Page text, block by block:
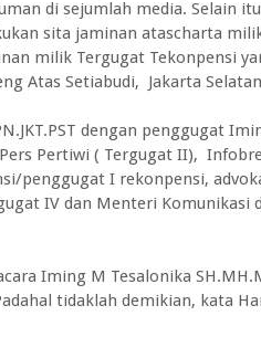
di sejumlah media. Selain
sita jaminan atascharta
milik Tergugat Tekonpensi
Atas Setiabudi, Jakarta
dengan penggugat
Pertiwi ( Tergugat II),
penggugat I rekonpensi,
IV dan Menteri Komunikasi
Iming M Tesalonika
tidaklah demikian, kata